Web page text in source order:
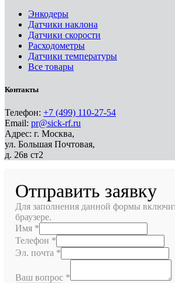
Энкодеры
Датчики наклона
Датчики скорости
Расходометры
Датчики температуры
Все товары
Контакты
Телефон: +7 (499) 110-27-54
Email: pr@sick-rf.ru
Адрес: г. Москва,
ул. Большая Почтовая,
д. 26в ст2
Отправить заявку
Для заполнения данной формы
браузере.
Имя *
Телефон *
Эл. почта *
Ваш вопрос *